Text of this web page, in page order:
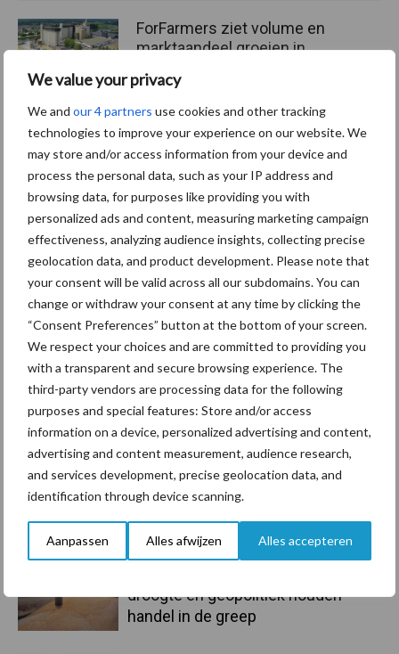
We value your privacy
We and our 4 partners use cookies and other tracking
technologies to improve your experience on our website. We
may store and/or access information from your device and
process the personal data, such as your IP address and
browsing data, for purposes like providing you with
personalized ads and content, measuring marketing campaign
effectiveness, analyzing audience insights, collecting precise
geolocation data, and product development. Please note that
your consent will be valid across all our subdomains. You can
change or withdraw your consent at any time by clicking the
“Consent Preferences” button at the bottom of your screen.
We respect your choices and are committed to providing you
with a transparent and secure browsing experience. The
third-party vendors are processing data for the following
purposes and special features: Store and/or access
information on a device, personalized advertising and content,
advertising and content measurement, audience research,
and services development, precise geolocation data, and
identification through device scanning.
Aanpassen Alles afwijzen Alles accepteren
Sidebar
Recent nieuws Partner nieuws
droogte en geopolitiek houden
handel in de greep
ForFarmers ziet volume en
marktaandeel groeien in
markt
Themapagina's
Diergezondheid Bemesting Fokkerij
Bedrijfsnieuws
Ligbox &
Voerhekken
Toon meer